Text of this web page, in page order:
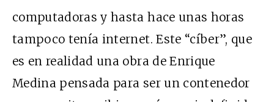
computadoras y hasta hace unas horas
tampoco tenía internet. Este “cíber”, que
es en realidad una obra de Enrique
Medina pensada para ser un contenedor